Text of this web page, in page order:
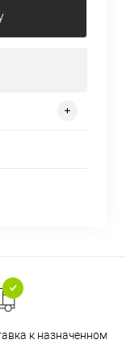
к назначенному